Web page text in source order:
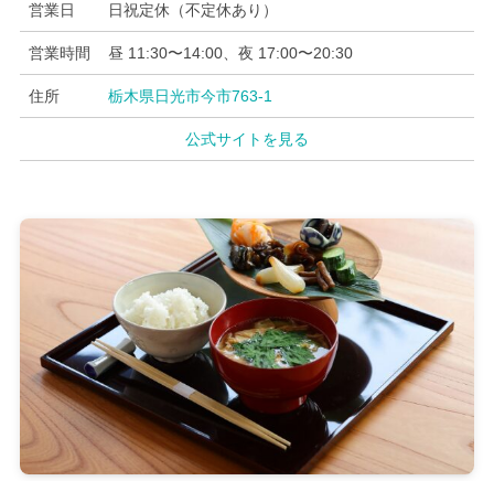
営業日 日祝定休（不定休あり）
営業時間 昼 11:30〜14:00、夜 17:00〜20:30
住所 栃木県日光市今市763-1
公式サイトを見る